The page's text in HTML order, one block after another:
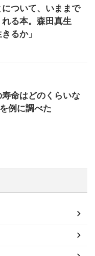
ついて、いままで
る本。森田真生
るか」
命はどのくらいな
例に調べた